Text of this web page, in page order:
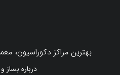
بهترین مراکز دکوراسیون،
درباره بساز